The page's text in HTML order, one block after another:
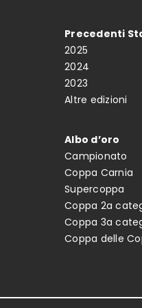
Precedenti
2025
2024
2023
Altre edizioni
Albo d’oro
Campionato
Coppa Carnia
Supercoppa
Coppa 2a
Coppa 3a
Coppa delle